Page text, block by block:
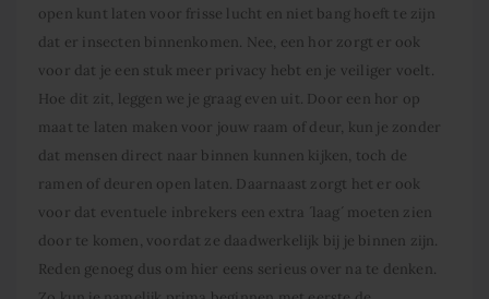
open kunt laten voor frisse lucht en niet bang hoeft te zijn
dat er insecten binnenkomen. Nee, een hor zorgt er ook
voor dat je een stuk meer privacy hebt en je veiliger voelt.
Hoe dit zit, leggen we je graag even uit. Door een hor op
maat te laten maken voor jouw raam of deur, kun je zonder
dat mensen direct naar binnen kunnen kijken, toch de
ramen of deuren open laten. Daarnaast zorgt het er ook
voor dat eventuele inbrekers een extra ´laag´ moeten zien
door te komen, voordat ze daadwerkelijk bij je binnen zijn.
Reden genoeg dus om hier eens serieus over na te denken.